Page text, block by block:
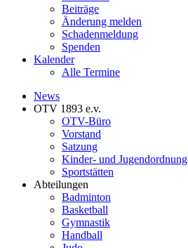
Beiträge
Änderung melden
Schadenmeldung
Spenden
Kalender
Alle Termine
News
OTV 1893 e.v.
OTV-Büro
Vorstand
Satzung
Kinder- und Jugendordnung
Sportstätten
Abteilungen
Badminton
Basketball
Gymnastik
Handball